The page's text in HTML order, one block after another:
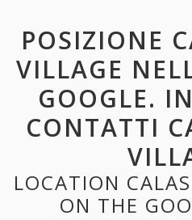
POSIZIONE
VILLAGE
GOOGLE.
CONTATTI
LOCATION
ON THE